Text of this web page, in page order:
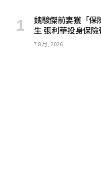
魏駿傑前妻獲「保
生 張利華投身保
7 8 月, 2026